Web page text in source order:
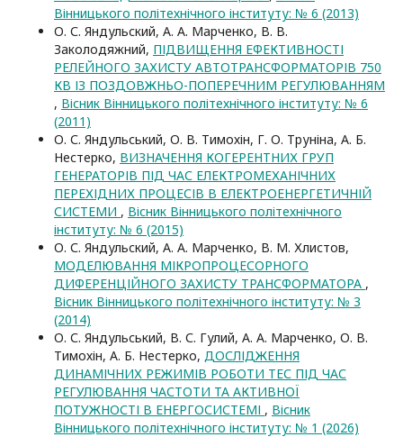
Вінницького політехнічного інституту: № 6 (2013)
О. С. Яндульский, А. А. Марченко, В. В.
Заколодяжний, ПІДВИЩЕННЯ ЕФЕКТИВНОСТІ
РЕЛЕЙНОГО ЗАХИСТУ АВТОТРАНСФОРМАТОРІВ 750
КВ ІЗ ПОЗДОВЖНЬО-ПОПЕРЕЧНИМ РЕГУЛЮВАННЯМ
, Вісник Вінницького політехнічного інституту: № 6
(2011)
О. С. Яндульський, О. В. Тимохін, Г. О. Труніна, А. Б.
Нестерко, ВИЗНАЧЕННЯ КОГЕРЕНТНИХ ГРУП
ГЕНЕРАТОРІВ ПІД ЧАС ЕЛЕКТРОМЕХАНІЧНИХ
ПЕРЕХІДНИХ ПРОЦЕСІВ В ЕЛЕКТРОЕНЕРГЕТИЧНІЙ
СИСТЕМИ , Вісник Вінницького політехнічного
інституту: № 6 (2015)
О. С. Яндульский, А. А. Марченко, В. М. Хлистов,
МОДЕЛЮВАННЯ МІКРОПРОЦЕСОРНОГО
ДИФЕРЕНЦІЙНОГО ЗАХИСТУ ТРАНСФОРМАТОРА ,
Вісник Вінницького політехнічного інституту: № 3
(2014)
О. С. Яндульський, В. С. Гулий, А. А. Марченко, О. В.
Тимохін, А. Б. Нестерко, ДОСЛІДЖЕННЯ
ДИНАМІЧНИХ РЕЖИМІВ РОБОТИ ТЕС ПІД ЧАС
РЕГУЛЮВАННЯ ЧАСТОТИ ТА АКТИВНОЇ
ПОТУЖНОСТІ В ЕНЕРГОСИСТЕМІ , Вісник
Вінницького політехнічного інституту: № 1 (2026)